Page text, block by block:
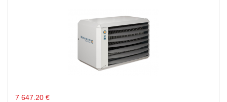
7 647.20 €